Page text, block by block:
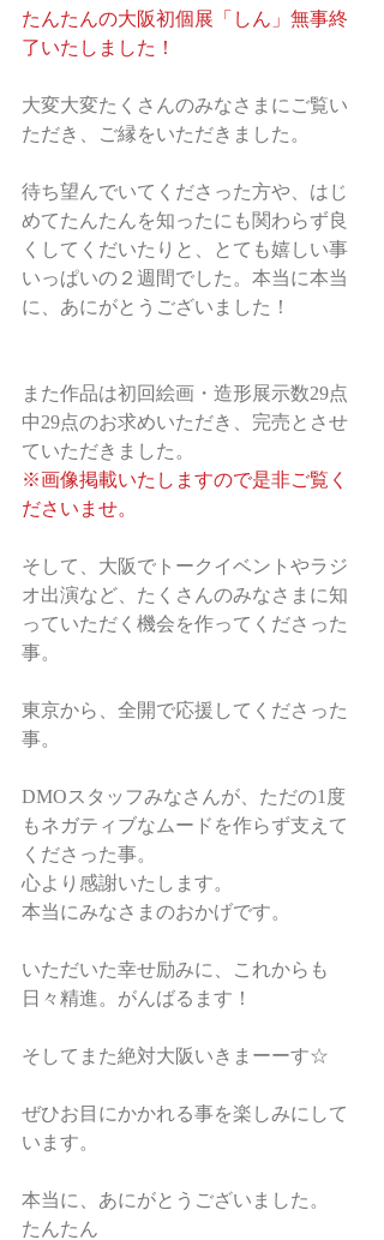
たんたんの大阪初個展「しん」無事終
了いたしました！
大変大変たくさんのみなさまにご覧い
ただき、ご縁をいただきました。
待ち望んでいてくださった方や、はじ
めてたんたんを知ったにも関わらず良
くしてくだいたりと、とても嬉しい事
いっぱいの２週間でした。本当に本当
に、あにがとうございました！
また作品は初回絵画・造形展示数29点
中29点のお求めいただき、完売とさせ
ていただきました。
※画像掲載いたしますので是非ご覧く
ださいませ。
そして、大阪でトークイベントやラジ
オ出演など、たくさんのみなさまに知
っていただく機会を作ってくださった
事。
東京から、全開で応援してくださった
事。
DMOスタッフみなさんが、ただの1度
もネガティブなムードを作らず支えて
くださった事。
心より感謝いたします。
本当にみなさまのおかげです。
いただいた幸せ励みに、これからも
日々精進。がんばるます！
そしてまた絶対大阪いきまーーす☆
ぜひお目にかかれる事を楽しみにして
います。
本当に、あにがとうございました。
たんたん